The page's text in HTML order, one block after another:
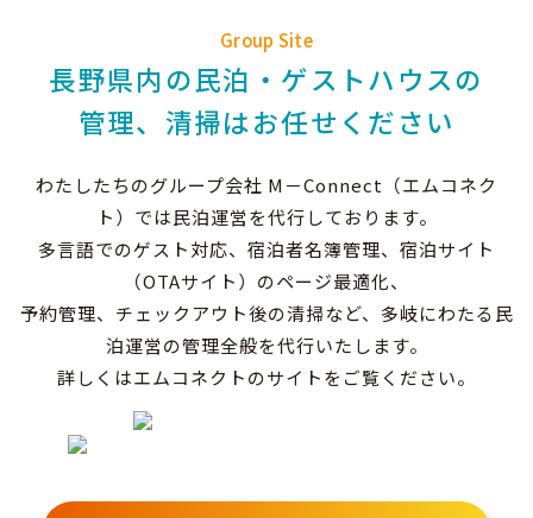
Group Site
長野県内の民泊・ゲストハウスの
管理、清掃はお任せください
わたしたちのグループ会社 M－Connect（エムコネク
ト）では民泊運営を代行しております。
多言語でのゲスト対応、宿泊者名簿管理、宿泊サイト
（OTAサイト）のページ最適化、
予約管理、チェックアウト後の清掃など、多岐にわたる民
泊運営の管理全般を代行いたします。
詳しくはエムコネクトのサイトをご覧ください。